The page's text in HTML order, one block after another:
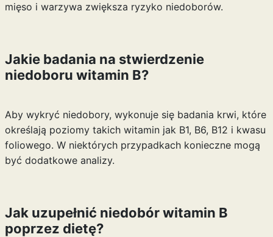
mięso i warzywa zwiększa ryzyko niedoborów.
Jakie badania na stwierdzenie
niedoboru witamin B?
Aby wykryć niedobory, wykonuje się badania krwi, które
określają poziomy takich witamin jak B1, B6, B12 i kwasu
foliowego. W niektórych przypadkach konieczne mogą
być dodatkowe analizy.
Jak uzupełnić niedobór witamin B
poprzez dietę?